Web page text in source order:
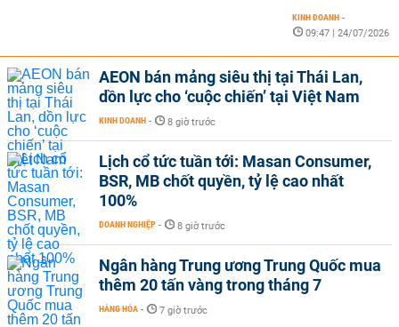
KINH DOANH -
09:47 | 24/07/2026
AEON bán mảng siêu thị tại Thái Lan,
dồn lực cho ‘cuộc chiến’ tại Việt Nam
KINH DOANH - 8 giờ trước
Lịch cổ tức tuần tới: Masan Consumer,
BSR, MB chốt quyền, tỷ lệ cao nhất
100%
DOANH NGHIỆP - 8 giờ trước
Ngân hàng Trung ương Trung Quốc mua
thêm 20 tấn vàng trong tháng 7
HÀNG HÓA - 7 giờ trước